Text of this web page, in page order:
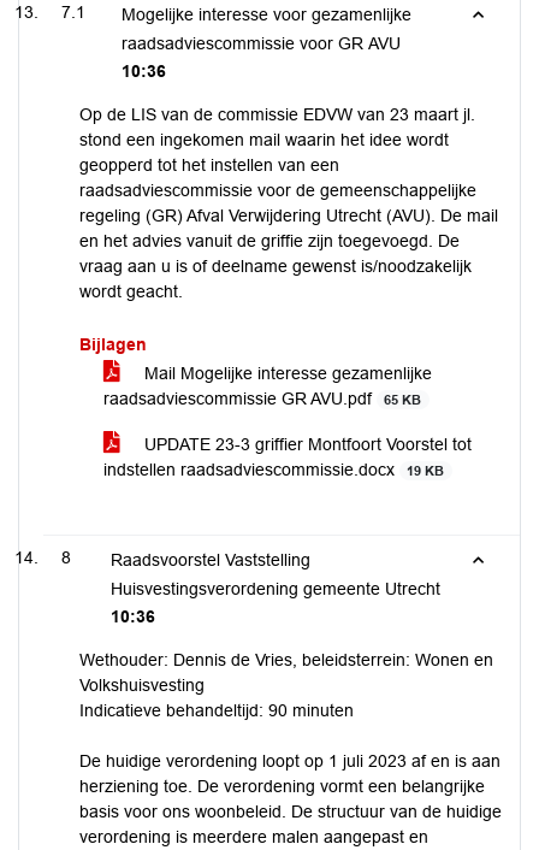
7.1
Mogelijke interesse voor gezamenlijke
raadsadviescommissie voor GR AVU
10:36
Op de LIS van de commissie EDVW van 23 maart jl.
stond een ingekomen mail waarin het idee wordt
geopperd tot het instellen van een
raadsadviescommissie voor de gemeenschappelijke
regeling (GR) Afval Verwijdering Utrecht (AVU). De mail
en het advies vanuit de griffie zijn toegevoegd. De
vraag aan u is of deelname gewenst is/noodzakelijk
wordt geacht.
Bijlagen
Mail Mogelijke interesse gezamenlijke
raadsadviescommissie GR AVU.pdf
65 KB
UPDATE 23-3 griffier Montfoort Voorstel tot
indstellen raadsadviescommissie.docx
19 KB
8
Raadsvoorstel Vaststelling
Huisvestingsverordening gemeente Utrecht
10:36
Wethouder: Dennis de Vries, beleidsterrein: Wonen en
Volkshuisvesting
Indicatieve behandeltijd: 90 minuten
De huidige verordening loopt op 1 juli 2023 af en is aan
herziening toe. De verordening vormt een belangrijke
basis voor ons woonbeleid. De structuur van de huidige
verordening is meerdere malen aangepast en